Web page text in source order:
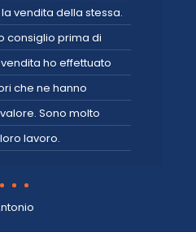
vendita della stessa.
consiglio prima di
ho effettuato
che ne hanno
Sono molto
lavoro.